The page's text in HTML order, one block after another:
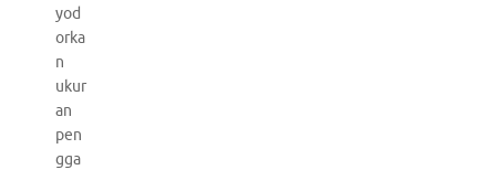
yod
orka
n
ukur
an
pen
gga